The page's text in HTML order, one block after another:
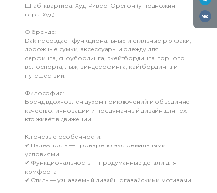
Штаб-квартира: Худ-Ривер, Орегон (у подножия
горы Худ)
О бренде:
Dakine создаёт функциональные и стильные рюкзаки,
дорожные сумки, аксессуары и одежду для
серфинга, сноубординга, скейтбординга, горного
велоспорта, лыж, виндсерфинга, кайтбординга и
путешествий.
Философия:
Бренд вдохновлён духом приключений и объединяет
качество, инновации и продуманный дизайн для тех,
кто живёт в движении.
Ключевые особенности:
✔ Надёжность — проверено экстремальными
условиями
✔ Функциональность — продуманные детали для
комфорта
✔ Стиль — узнаваемый дизайн с гавайскими мотивами